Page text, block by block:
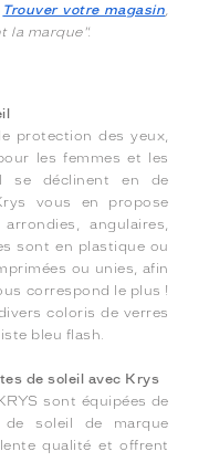
Trouver votre magasin,
la marque".
protection des yeux,
les femmes et les
se déclinent en de
vous en propose
angulaires,
sont en plastique ou
ou unies, afin
correspond le plus !
coloris de verres
bleu flash.
de soleil avec Krys
sont équipées de
soleil de marque
qualité et offrent